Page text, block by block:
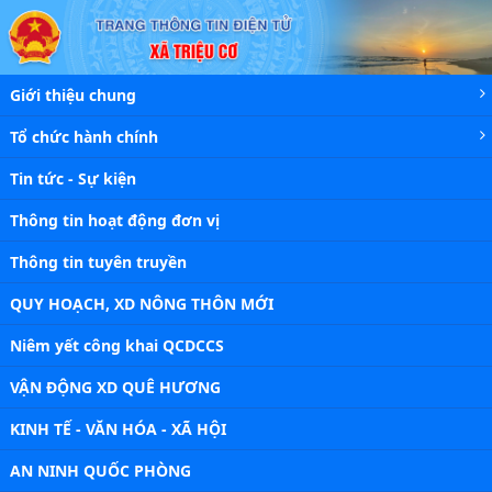
Chi tiết tin - Xã Triệu Cơ
Giới thiệu chung
Tổ chức hành chính
Tin tức - Sự kiện
Thông tin hoạt động đơn vị
Thông tin tuyên truyền
QUY HOẠCH, XD NÔNG THÔN MỚI
Niêm yết công khai QCDCCS
VẬN ĐỘNG XD QUÊ HƯƠNG
KINH TẾ - VĂN HÓA - XÃ HỘI
AN NINH QUỐC PHÒNG